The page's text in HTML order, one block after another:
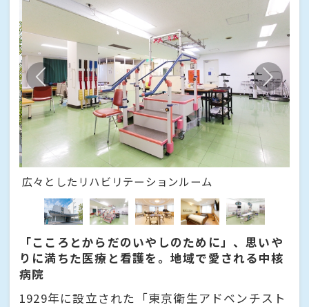
広々としたリハビリテーションルーム
「こころとからだのいやしのために」、思いや
りに満ちた医療と看護を。地域で愛される中核
病院
1929年に設立された「東京衛生アドベンチスト